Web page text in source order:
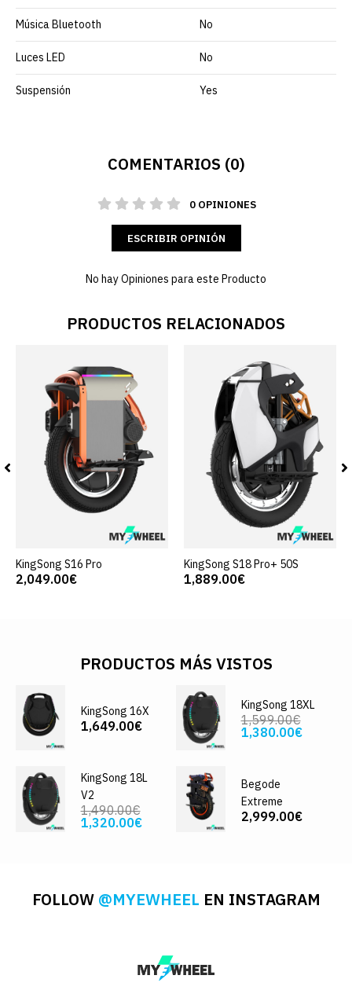
Música Bluetooth No
Luces LED No
Suspensión Yes
COMENTARIOS (0)
0 OPINIONES
ESCRIBIR OPINIÓN
No hay Opiniones para este Producto
PRODUCTOS RELACIONADOS
KingSong S16 Pro
2,049.00€
KingSong S18 Pro+ 50S
1,889.00€
PRODUCTOS MÁS VISTOS
KingSong 16X
1,649.00€
KingSong 18XL
1,599.00€
1,380.00€
KingSong 18L
V2
1,490.00€
1,320.00€
Begode
Extreme
2,999.00€
FOLLOW @MYEWHEEL EN INSTAGRAM